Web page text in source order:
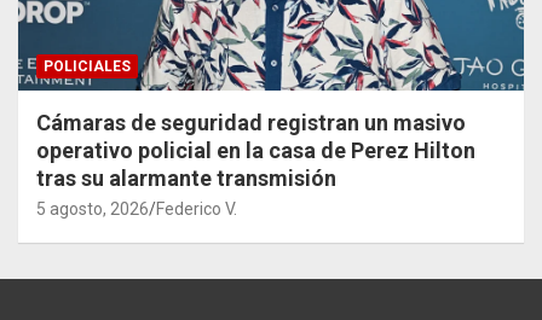
POLICIALES
Cámaras de seguridad registran un masivo
operativo policial en la casa de Perez Hilton
tras su alarmante transmisión
5 agosto, 2026 Federico V.